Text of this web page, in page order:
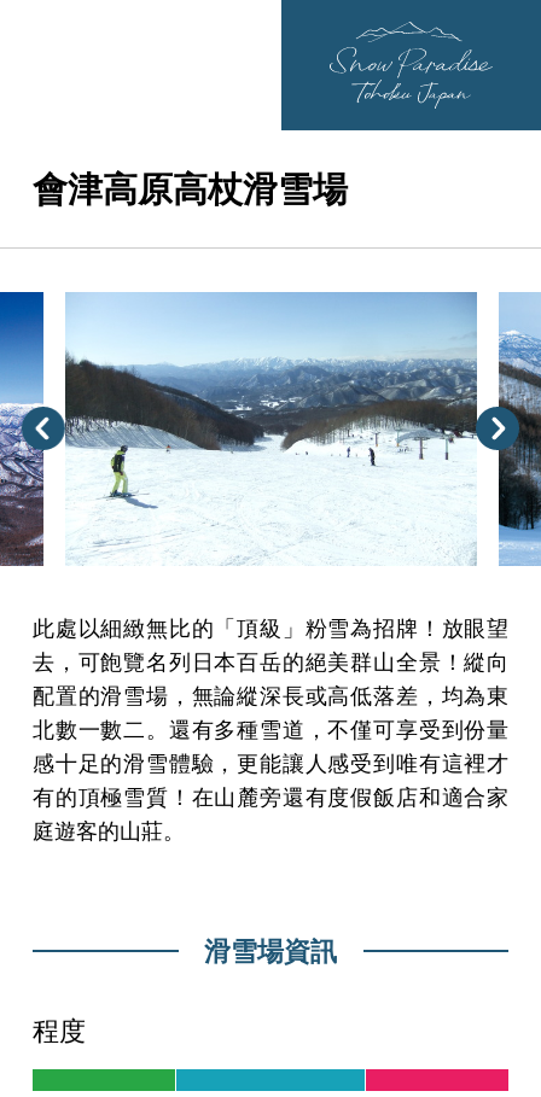
會津高原高杖滑雪場
此處以細緻無比的「頂級」粉雪為招牌！放眼望
去，可飽覽名列日本百岳的絕美群山全景！縱向
配置的滑雪場，無論縱深長或高低落差，均為東
北數一數二。還有多種雪道，不僅可享受到份量
感十足的滑雪體驗，更能讓人感受到唯有這裡才
有的頂極雪質！在山麓旁還有度假飯店和適合家
庭遊客的山莊。
滑雪場資訊
程度